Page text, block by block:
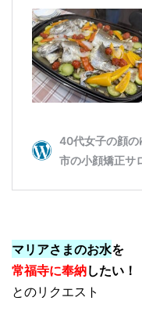
マリアさまのお水を
常福寺に奉納したい！
とのリクエスト